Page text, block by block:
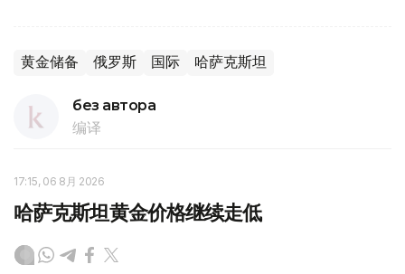
黄金储备 俄罗斯 国际 哈萨克斯坦
без автора
编译
17:15, 06 8月 2026
哈萨克斯坦黄金价格继续走低